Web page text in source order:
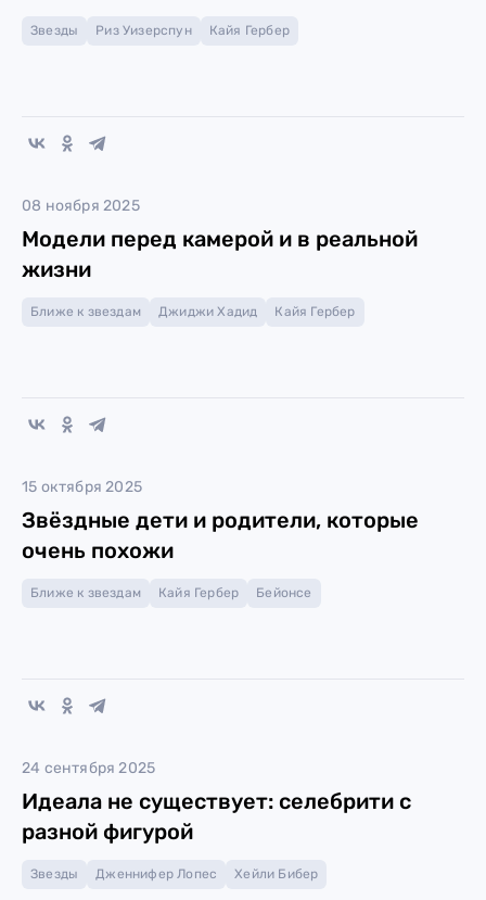
Звезды Риз Уизерспун Кайя Гербер
08 ноября 2025
Модели перед камерой и в реальной
жизни
Ближе к звездам Джиджи Хадид Кайя Гербер
15 октября 2025
Звёздные дети и родители, которые
очень похожи
Ближе к звездам Кайя Гербер Бейонсе
24 сентября 2025
Идеала не существует: селебрити с
разной фигурой
Звезды Дженнифер Лопес Хейли Бибер